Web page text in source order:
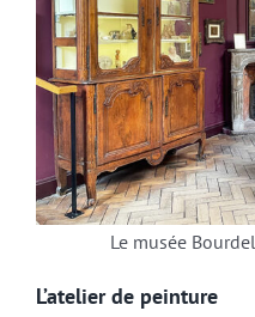
Le musée
L’atelier de peinture